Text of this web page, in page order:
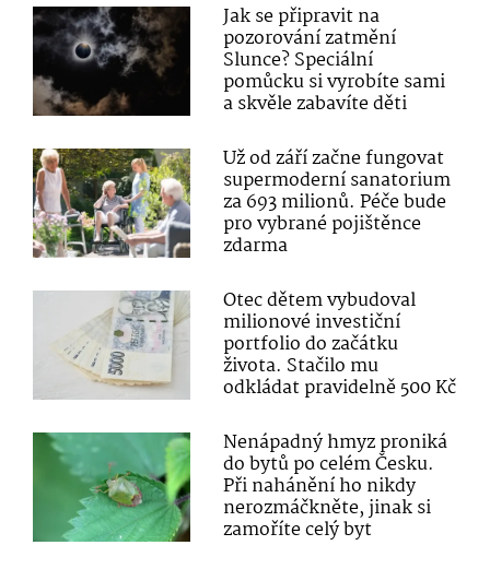
Jak se připravit na
pozorování zatmění
Slunce? Speciální
pomůcku si vyrobíte sami
a skvěle zabavíte děti
Už od září začne fungovat
supermoderní sanatorium
za 693 milionů. Péče bude
pro vybrané pojištěnce
zdarma
Otec dětem vybudoval
milionové investiční
portfolio do začátku
života. Stačilo mu
odkládat pravidelně 500 Kč
Nenápadný hmyz proniká
do bytů po celém Česku.
Při nahánění ho nikdy
nerozmáčkněte, jinak si
zamoříte celý byt